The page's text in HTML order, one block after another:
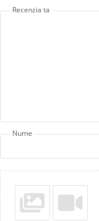
Recenzia ta
Nume